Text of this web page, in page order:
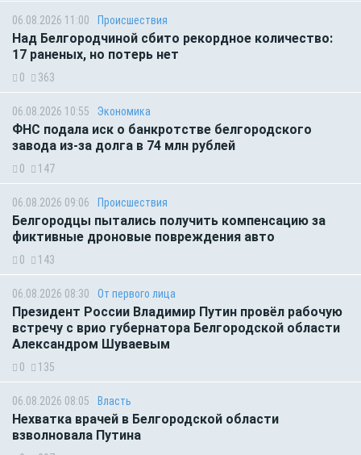
06.08.2026 11:00 Происшествия
Над Белгородчиной сбито рекордное количество:
17 раненых, но потерь нет
0 363
06.08.2026 10:55 Экономика
ФНС подала иск о банкротстве белгородского
завода из-за долга в 74 млн рублей
0 147
06.08.2026 09:06 Происшествия
Белгородцы пытались получить компенсацию за
фиктивные дроновые повреждения авто
0 143
06.08.2026 08:30 От первого лица
Президент России Владимир Путин провёл рабочую
встречу с врио губернатора Белгородской области
Александром Шуваевым
0 135
06.08.2026 08:05 Власть
Нехватка врачей в Белгородской области
взволновала Путина